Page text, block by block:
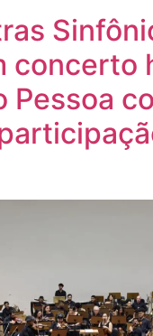
concerto
Pessoa